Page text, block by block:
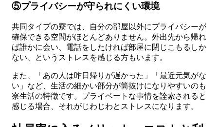
⑤プライバシーが守られにくい環境
共同タイプの寮では、自分の部屋以外にプライバシーが
確保できる空間がほとんどありません。外出先から帰れ
ば誰かに会い、電話をしたければ部屋に閉じこもるしか
ない、というストレスを感じる方もいます。
また、「あの人は昨日帰りが遅かった」「最近元気がな
い」など、生活の細かい部分が筒抜けになりやすいのも
寮生活の特徴です。プライベートな事情を詮索されると
感じる場合、それがじわじわとストレスになります。